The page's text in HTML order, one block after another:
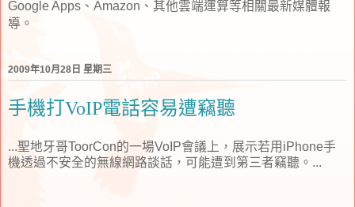
Google Apps、Amazon、其他雲端運算等相關最新媒體報
導。
2009年10月28日 星期三
手機打VoIP電話容易遭竊聽
...聖地牙哥ToorCon的一場VoIP會議上，展示若用iPhone手
機透過不安全的無線網路談話，可能遭到第三者竊聽。...